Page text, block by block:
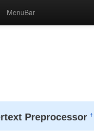
MenuBar
Preprocessor†